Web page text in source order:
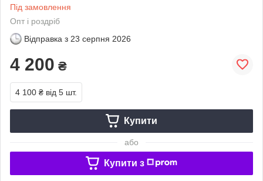
Під замовлення
Опт і роздріб
Відправка з 23 серпня 2026
4 200 ₴
4 100 ₴ від 5 шт.
Купити
або
Купити з